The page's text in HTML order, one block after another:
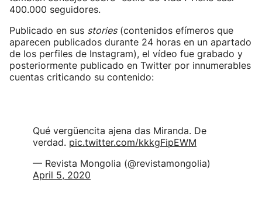
400.000 seguidores.
Publicado en sus stories(contenidos efímeros que
aparecen publicados durante 24 horas en un apartado
de los perfiles de Instagram), el vídeo fue grabado y
posteriormente publicado en Twitter por innumerables
cuentas criticando su contenido:
Qué vergüencita ajena das Miranda. De
verdad. pic.twitter.com/kkkgFipEWM
— Revista Mongolia (@revistamongolia)
April 5, 2020